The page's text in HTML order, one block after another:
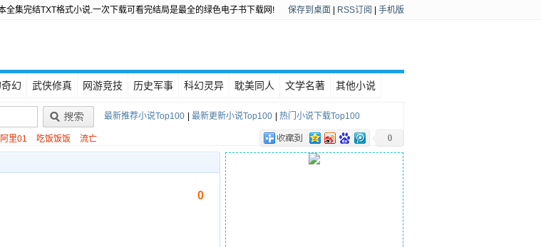
全集完结TXT格式小说.一次下载可看完结局是最全的绿色电子书下载网! 保存到桌面 RSS订阅 手机版
幻 武侠修真 网游竞技 历史军事 科幻灵异 耽美同人 文学名著 其他小说
最新推荐小说Top100 最新更新小说Top100 热门小说下载Top100
里01 吃饭饭饭 流亡 0
0